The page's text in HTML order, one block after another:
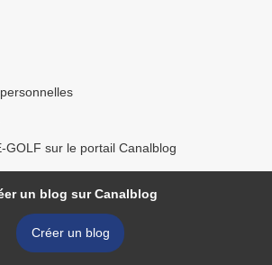
GOLF sur le portail Canalblog
un blog sur Canalblog
Créer un blog